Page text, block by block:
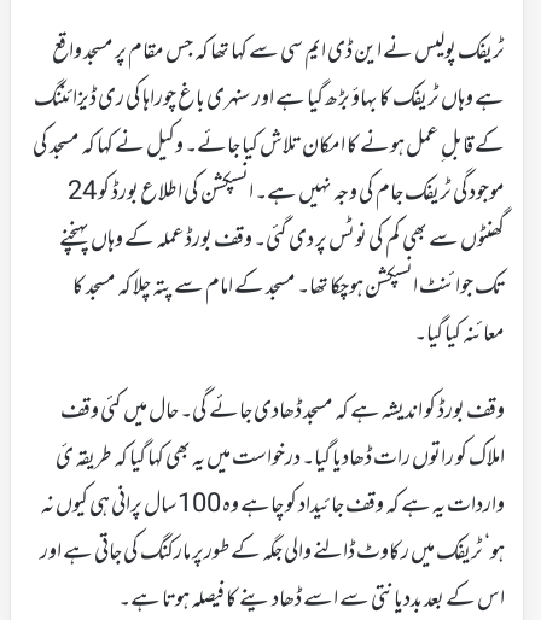
ٹریفک پولیس نے این ڈی ایم سی سے کہا تھا کہ جس مقام پر مسجد واقع
ہے وہاں ٹریفک کا بہاؤ بڑھ گیا ہے اور سنہری باغ چوراہا کی ری ڈیزائننگ
کے قابل ِ عمل ہونے کا امکان تلاش کیا جائے۔ وکیل نے کہا کہ مسجد کی
موجودگی ٹریفک جام کی وجہ نہیں ہے۔ انسپکشن کی اطلاع بورڈ کو 24
گھنٹوں سے بھی کم کی نوٹس پر دی گئی۔ وقف بورڈ عملہ کے وہاں پہنچنے
تک جوائنٹ انسپکشن ہوچکا تھا۔ مسجد کے امام سے پتہ چلا کہ مسجد کا
معائنہ کیا گیا۔
وقف بورڈ کو اندیشہ ہے کہ مسجد ڈھادی جائے گی۔ حال میں کئی وقف
املاک کو راتوں رات ڈھادیا گیا۔ درخواست میں یہ بھی کہا گیا کہ طریقہ ئ
واردات یہ ہے کہ وقف جائیداد کو چاہے وہ 100 سال پرانی ہی کیوں نہ
ہو‘ ٹریفک میں رکاوٹ ڈالنے والی جگہ کے طورپر مارکنگ کی جاتی ہے اور
اس کے بعد بددیانتی سے اسے ڈھادینے کا فیصلہ ہوتا ہے۔